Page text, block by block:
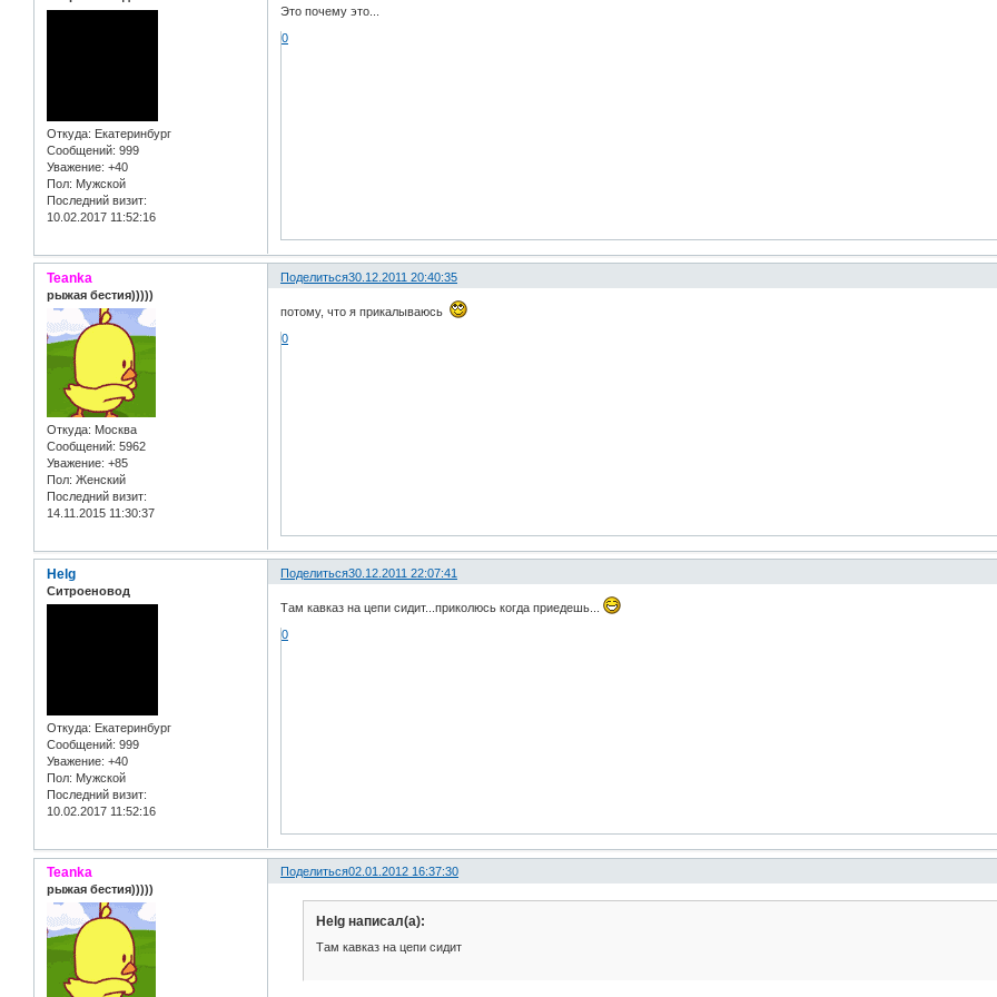
Откуда: Екатеринбург
Сообщений: 999
Уважение: +40
Пол: Мужской
Последний визит:
10.02.2017 11:52:16
Это почему это...
0
Поделиться30.12.2011 20:40:35
Teanka
рыжая бестия)))))
Откуда: Москва
Сообщений: 5962
Уважение: +85
Пол: Женский
Последний визит:
14.11.2015 11:30:37
потому, что я прикалываюсь
0
Поделиться30.12.2011 22:07:41
Helg
Ситроеновод
Откуда: Екатеринбург
Сообщений: 999
Уважение: +40
Пол: Мужской
Последний визит:
10.02.2017 11:52:16
Там кавказ на цепи сидит...приколюсь когда приедешь...
0
Поделиться02.01.2012 16:37:30
Teanka
рыжая бестия)))))
Helg написал(а):
Там кавказ на цепи сидит